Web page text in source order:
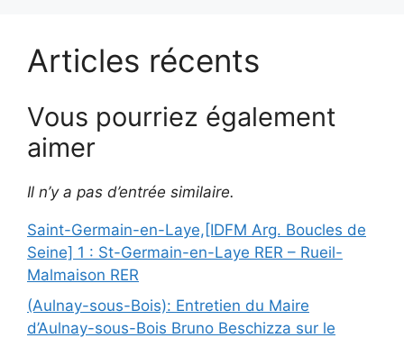
Articles récents
Vous pourriez également
aimer
Il n’y a pas d’entrée similaire.
Saint-Germain-en-Laye,[IDFM Arg. Boucles de
Seine] 1 : St-Germain-en-Laye RER – Rueil-
Malmaison RER
(Aulnay-sous-Bois): Entretien du Maire
d’Aulnay-sous-Bois Bruno Beschizza sur le